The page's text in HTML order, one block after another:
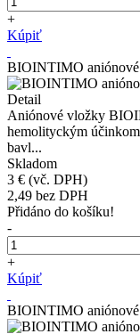
+
Kúpiť
BIOINTIMO
Detail
Aniónové vložky
hemolityckým
bavl...
Skladom
3 € (vč. DPH)
2,49 bez DPH
Přidáno do košíku!
-
+
Kúpiť
BIOINTIMO